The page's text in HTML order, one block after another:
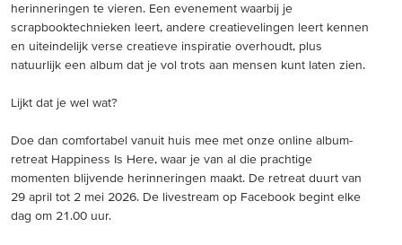
herinneringen te vieren. Een evenement waarbij je
scrapbooktechnieken leert, andere creatievelingen leert kennen
en uiteindelijk verse creatieve inspiratie overhoudt, plus
natuurlijk een album dat je vol trots aan mensen kunt laten zien.
Lijkt dat je wel wat?
Doe dan comfortabel vanuit huis mee met onze online album-
retreat Happiness Is Here, waar je van al die prachtige
momenten blijvende herinneringen maakt. De retreat duurt van
29 april tot 2 mei 2026. De livestream op Facebook begint elke
dag om 21.00 uur.